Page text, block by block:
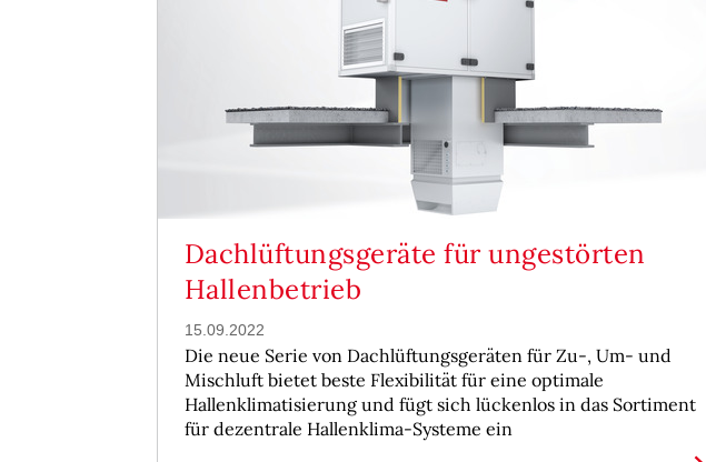
Dachlüftungsgeräte für ungestörten
Hallenbetrieb
15.09.2022
Die neue Serie von Dachlüftungsgeräten für Zu-, Um- und
Mischluft bietet beste Flexibilität für eine optimale
Hallenklimatisierung und fügt sich lückenlos in das Sortiment
für dezentrale Hallenklima-Systeme ein